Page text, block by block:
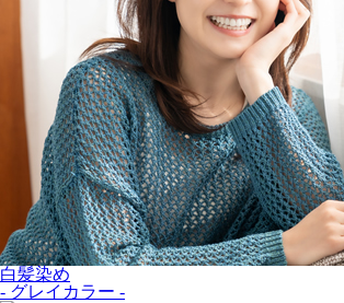
白髪染め
- グレイカラー -